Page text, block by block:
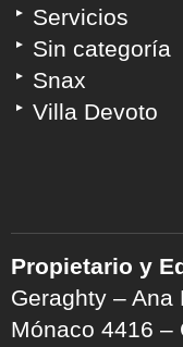
Servicios
Sin categoría
Snax
Villa Devoto
Propietario y
Geraghty – Ana
Mónaco 4416 –